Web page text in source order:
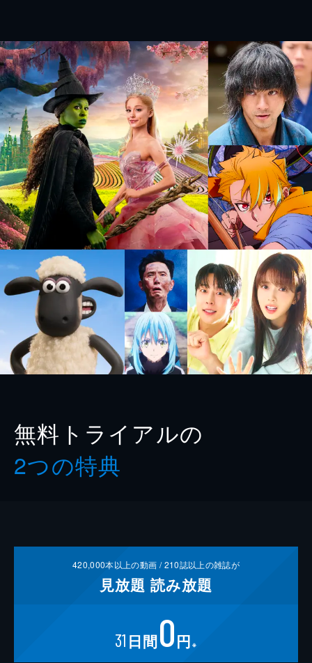
無料トライアルの
2つの特典
420,000本以上の動画 /210誌以上の雑誌が
見放題 読み放題
31 日間0円 ※